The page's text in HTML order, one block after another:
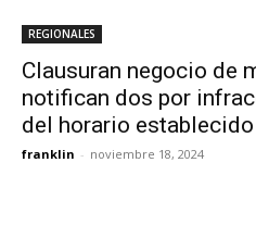
REGIONALES
Clausuran negocio de
notifican dos por
del horario establecido
franklin - noviembre 18, 2024